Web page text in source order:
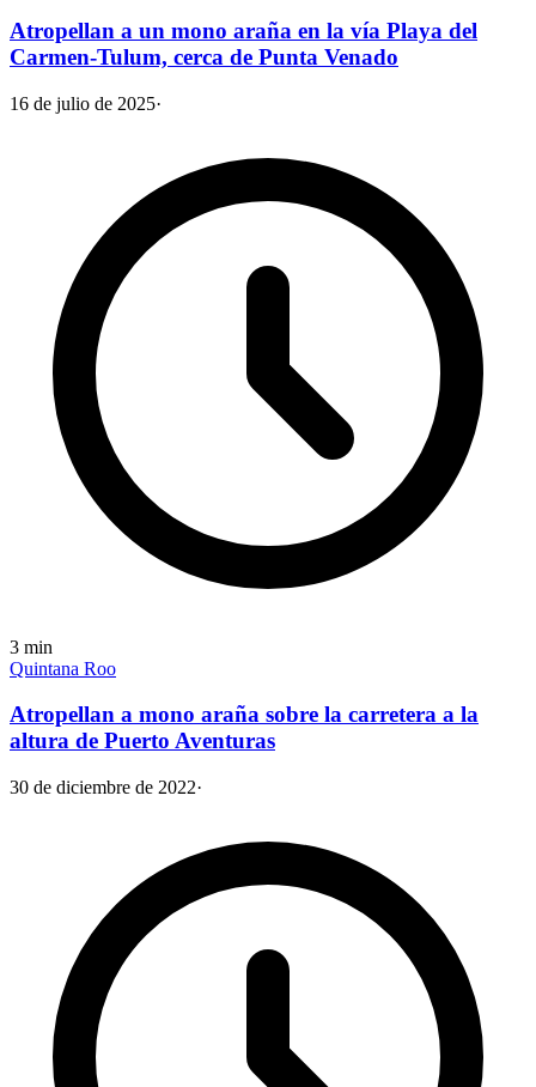
Atropellan a un mono araña en la vía Playa del
Carmen-Tulum, cerca de Punta Venado
16 de julio de 2025·
3 min
Quintana Roo
Atropellan a mono araña sobre la carretera a la
altura de Puerto Aventuras
30 de diciembre de 2022·